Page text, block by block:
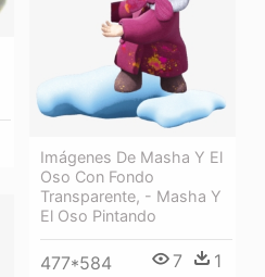
Imágenes De Masha Y El
Oso Con Fondo
Transparente, - Masha Y
El Oso Pintando
477*584 7 1